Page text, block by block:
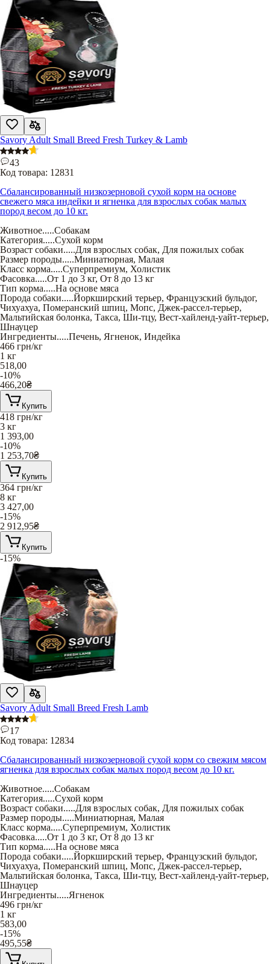
Savory Adult Small Breed Fresh Turkey & Lamb
43
Код товара: 12831
Сбалансированный низкозерновой сухой корм на основе
свежего мяса индейки и ягненка для взрослых собак малых
пород весом до 10 кг.
Животное.....Собакам
Категория.....Сухой корм
Возраст собаки.....Для взрослых собак, Для пожилых собак
Размер породы.....Миниатюрная, Малая
Класс корма.....Суперпремиум, Холистик
Фасовка.....От 1 до 3 кг, От 8 до 13 кг
Тип корма.....На основе мяса
Порода собаки.....Йоркширский терьер, Французский бульдог,
Чихуахуа, Померанский шпиц, Мопс, Джек-рассел-терьер,
Мальтийская болонка, Такса, Ши-тцу, Вест-хайленд-уайт-терьер,
Шнауцер
Ингредиенты.....Печень, Ягненок, Индейка
466 грн/кг
1 кг
518,00
-10%
466,20₴
Купить
418 грн/кг
3 кг
1 393,00
-10%
1 253,70₴
Купить
364 грн/кг
8 кг
3 427,00
-15%
2 912,95₴
Купить
-15%
Savory Adult Small Breed Fresh Lamb
17
Код товара: 12834
Сбалансированный низкозерновой сухой корм со свежим мясом
ягненка для взрослых собак малых пород весом до 10 кг.
Животное.....Собакам
Категория.....Сухой корм
Возраст собаки.....Для взрослых собак, Для пожилых собак
Размер породы.....Миниатюрная, Малая
Класс корма.....Суперпремиум, Холистик
Фасовка.....От 1 до 3 кг, От 8 до 13 кг
Тип корма.....На основе мяса
Порода собаки.....Йоркширский терьер, Французский бульдог,
Чихуахуа, Померанский шпиц, Мопс, Джек-рассел-терьер,
Мальтийская болонка, Такса, Ши-тцу, Вест-хайленд-уайт-терьер,
Шнауцер
Ингредиенты.....Ягненок
496 грн/кг
1 кг
583,00
-15%
495,55₴